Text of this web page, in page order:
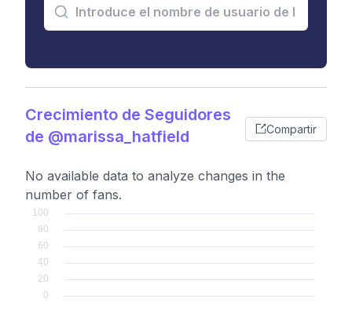
Crecimiento de Seguidores
de @marissa_hatfield
Compartir
No available data to analyze changes in the
number of fans.